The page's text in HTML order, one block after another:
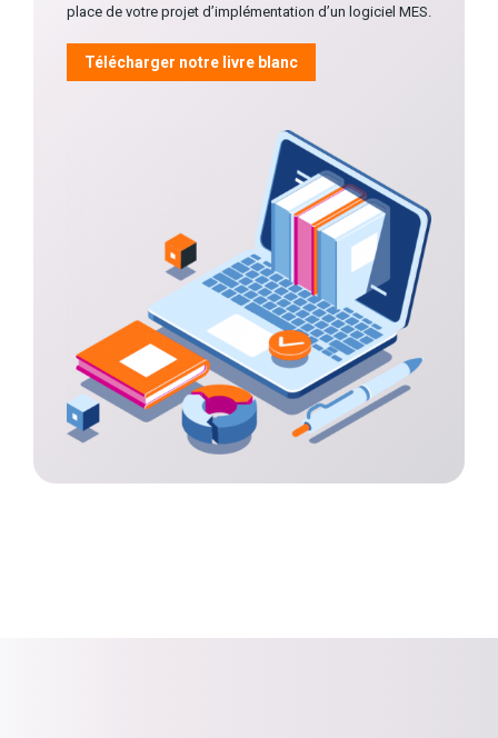
place de votre projet d’implémentation d’un logiciel MES.
Télécharger notre livre blanc